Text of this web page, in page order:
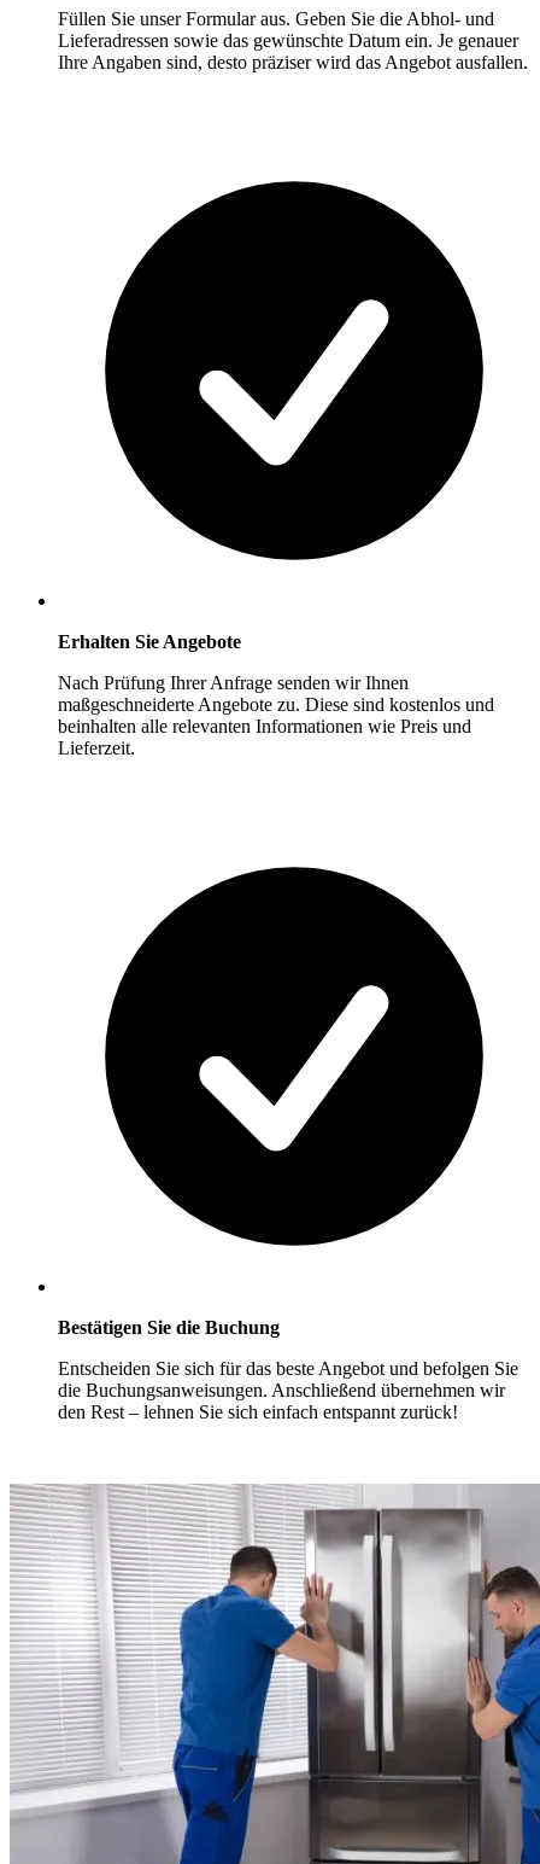
Füllen Sie unser Formular aus. Geben Sie die Abhol- und
Lieferadressen sowie das gewünschte Datum ein. Je genauer
Ihre Angaben sind, desto präziser wird das Angebot ausfallen.
Erhalten Sie Angebote
Nach Prüfung Ihrer Anfrage senden wir Ihnen
maßgeschneiderte Angebote zu. Diese sind kostenlos und
beinhalten alle relevanten Informationen wie Preis und
Lieferzeit.
Bestätigen Sie die Buchung
Entscheiden Sie sich für das beste Angebot und befolgen Sie
die Buchungsanweisungen. Anschließend übernehmen wir
den Rest – lehnen Sie sich einfach entspannt zurück!